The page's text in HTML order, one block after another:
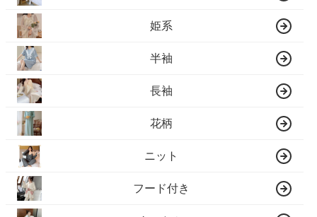
姫系
半袖
長袖
花柄
ニット
フード付き